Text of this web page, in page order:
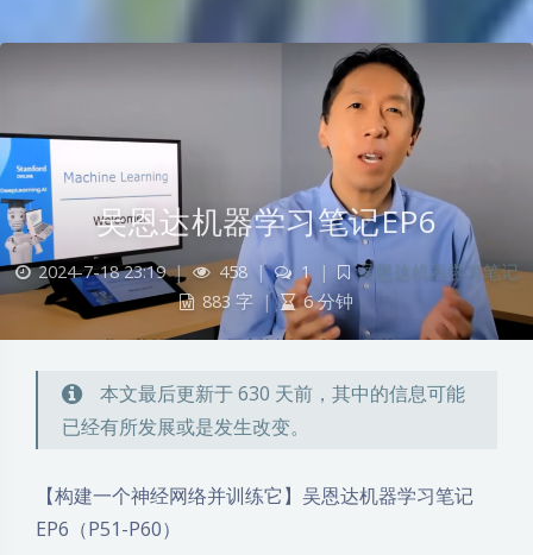
吴恩达机器学习笔记EP6
2024-7-18 23:19 | 458 | 1 |
吴恩达机器学习笔记
883 字 | 6 分钟
本文最后更新于 630 天前，其中的信息可能
已经有所发展或是发生改变。
【构建一个神经网络并训练它】吴恩达机器学习笔记
EP6（P51-P60）